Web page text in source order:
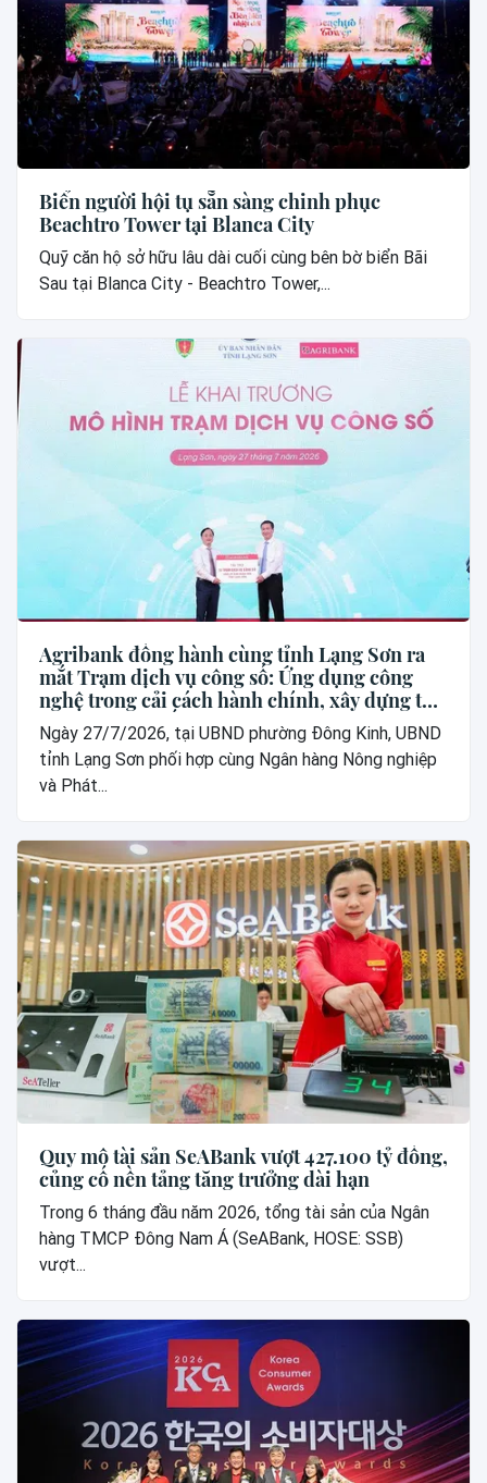
Biển người hội tụ sẵn sàng chinh phục
Beachtro Tower tại Blanca City
Quỹ căn hộ sở hữu lâu dài cuối cùng bên bờ biển Bãi
Sau tại Blanca City - Beachtro Tower,...
Agribank đồng hành cùng tỉnh Lạng Sơn ra
mắt Trạm dịch vụ công số: Ứng dụng công
nghệ trong cải cách hành chính, xây dựng thế
hệ “công dân số”
Ngày 27/7/2026, tại UBND phường Đông Kinh, UBND
tỉnh Lạng Sơn phối hợp cùng Ngân hàng Nông nghiệp
và Phát...
Quy mô tài sản SeABank vượt 427.100 tỷ đồng,
củng cố nền tảng tăng trưởng dài hạn
Trong 6 tháng đầu năm 2026, tổng tài sản của Ngân
hàng TMCP Đông Nam Á (SeABank, HOSE: SSB)
vượt...